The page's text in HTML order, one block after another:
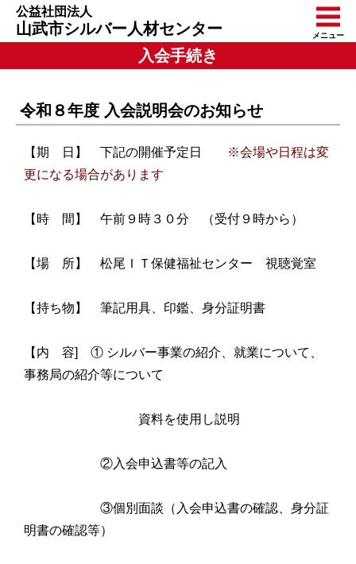
公益社団法人
山武市シルバー人材センター メニュー
入会手続き
令和８年度 入会説明会のお知らせ
【期 日】 下記の開催予定日
※会場や日程は変
更になる場合があります
【時 間】 午前９時３０分 （受付９時から）
【場 所】 松尾ＩＴ保健福祉センター 視聴覚室
【持ち物】 筆記用具、印鑑、身分証明書
【内 容] ① シルバー事業の紹介、就業について、
事務局の紹介等について
資料を使用し説明
②入会申込書等の記入
③個別面談（入会申込書の確認、身分証
明書の確認等）